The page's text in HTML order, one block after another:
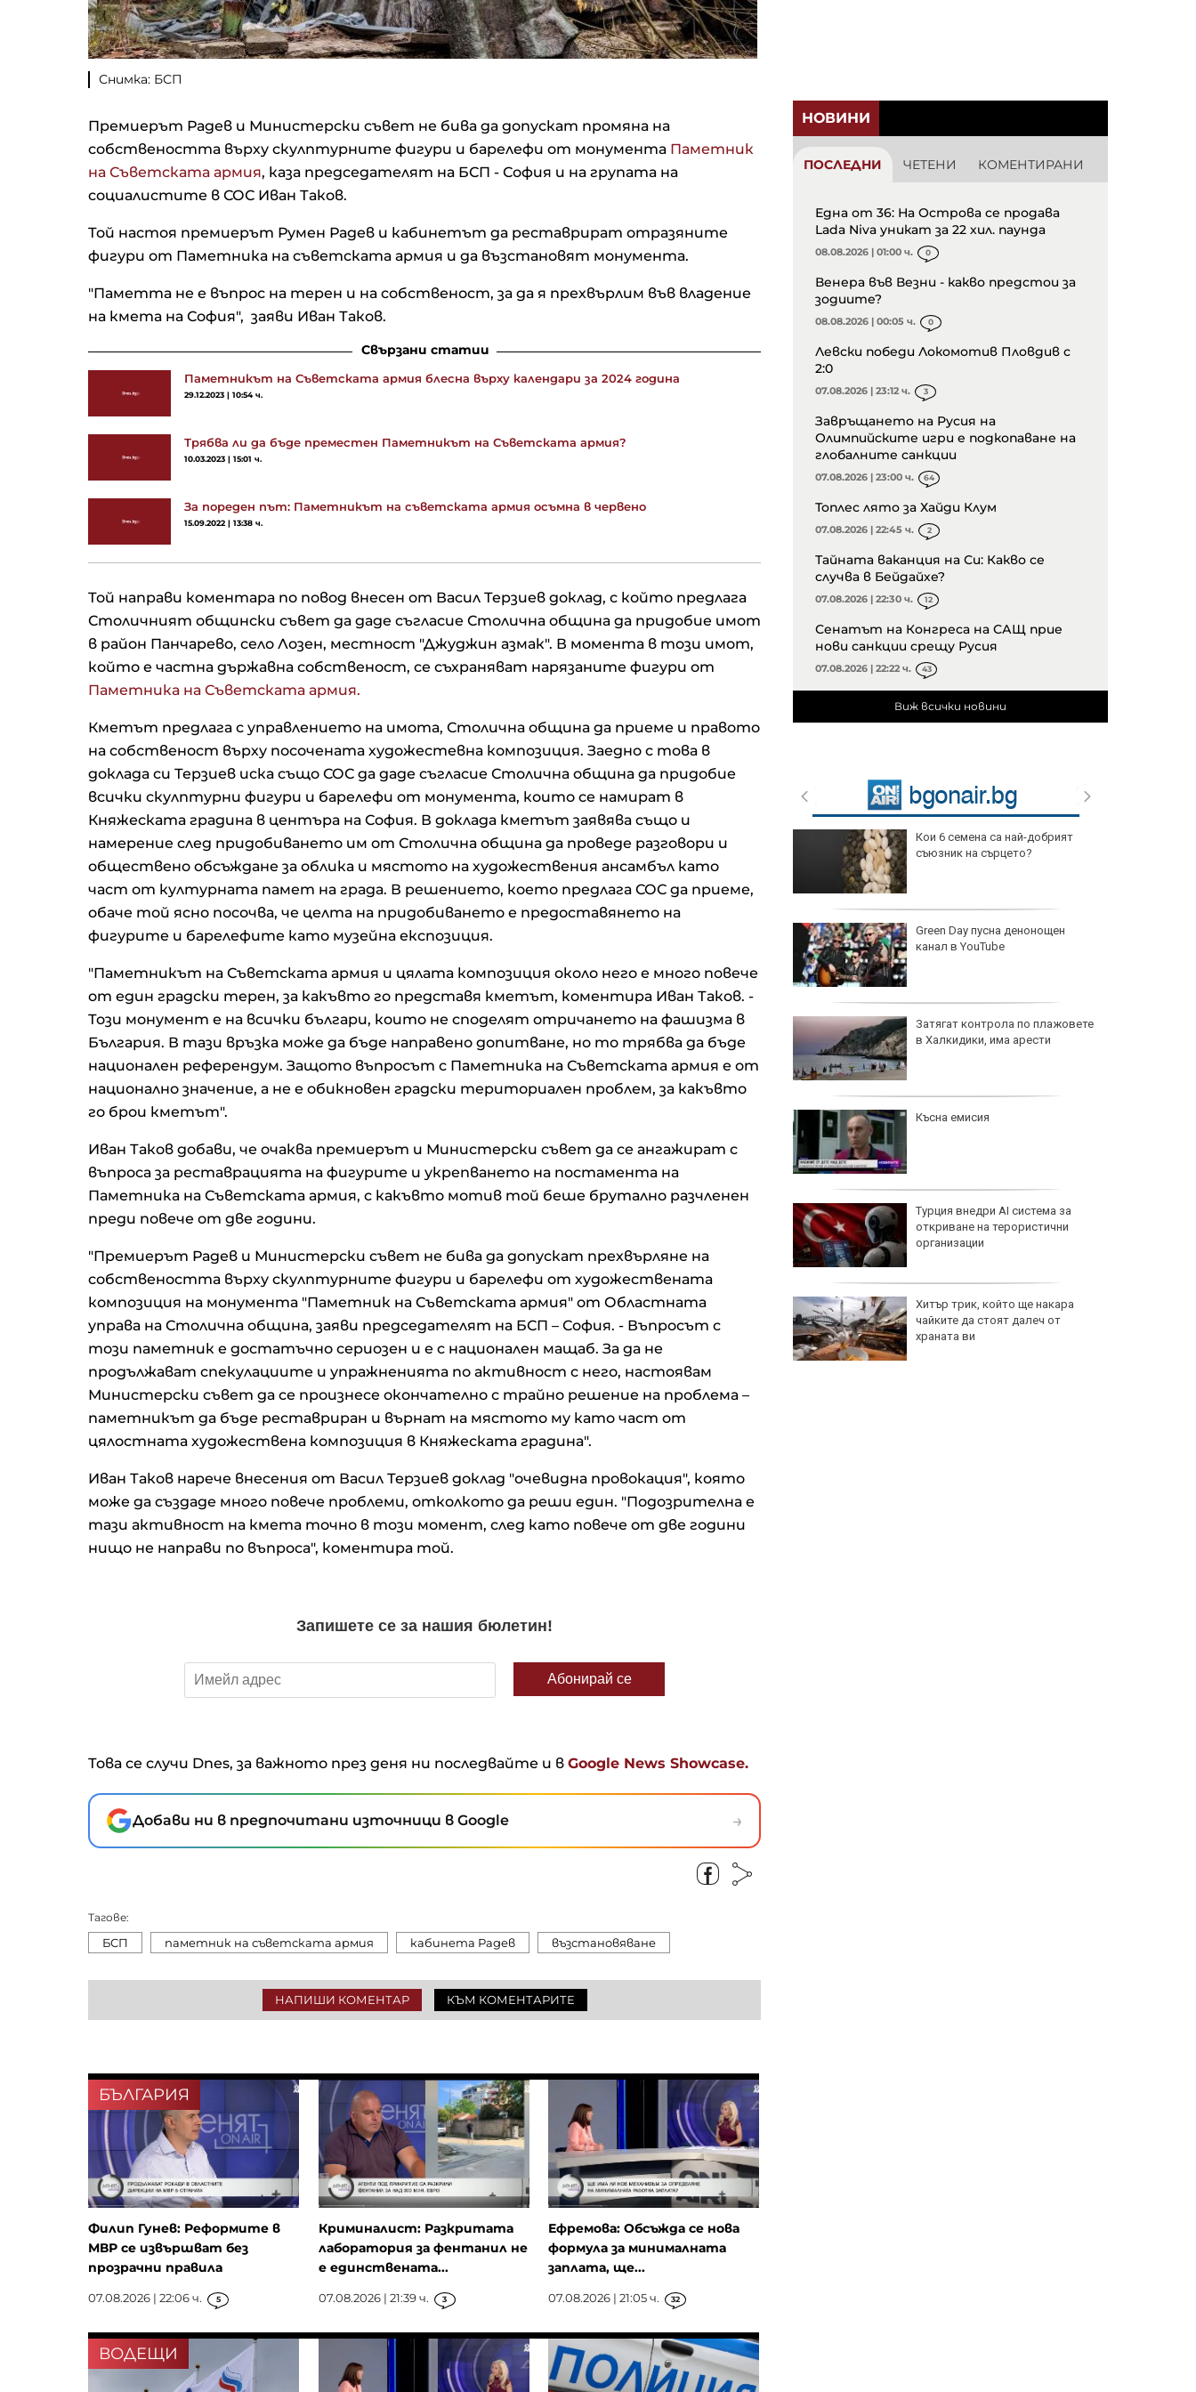
Снимка: БСП
Премиерът Радев и Министерски съвет не бива да допускат промяна на
собствеността върху скулптурните фигури и барелефи от монумента Паметник
на Съветската армия, каза председателят на БСП - София и на групата на
социалистите в СОС Иван Таков.
Той настоя премиерът Румен Радев и кабинетът да реставрират отразяните
фигури от Паметника на съветската армия и да възстановят монумента.
"Паметта не е въпрос на терен и на собственост, за да я прехвърлим във владение
на кмета на София", заяви Иван Таков.
Свързани статии
Паметникът на Съветската армия блесна върху календари за 2024 година
29.12.2023 | 10:54 ч.
Трябва ли да бъде преместен Паметникът на Съветската армия?
10.03.2023 | 15:01 ч.
За пореден път: Паметникът на съветската армия осъмна в червено
15.09.2022 | 13:38 ч.
Той направи коментара по повод внесен от Васил Терзиев доклад, с който предлага
Столичният общински съвет да даде съгласие Столична община да придобие имот
в район Панчарево, село Лозен, местност "Джуджин азмак". В момента в този имот,
който е частна държавна собственост, се съхраняват нарязаните фигури от
Паметника на Съветската армия.
Кметът предлага с управлението на имота, Столична община да приеме и правото
на собственост върху посочената художестевна композиция. Заедно с това в
доклада си Терзиев иска също СОС да даде съгласие Столична община да придобие
всички скулптурни фигури и барелефи от монумента, които се намират в
Княжеската градина в центъра на София. В доклада кметът заявява също и
намерение след придобиването им от Столична община да проведе разговори и
обществено обсъждане за облика и мястото на художествения ансамбъл като
част от културната памет на града. В решението, което предлага СОС да приеме,
обаче той ясно посочва, че целта на придобиването е предоставянето на
фигурите и барелефите като музейна експозиция.
"Паметникът на Съветската армия и цялата композиция около него е много повече
от един градски терен, за какъвто го представя кметът, коментира Иван Таков. -
Този монумент е на всички българи, които не споделят отричането на фашизма в
България. В тази връзка може да бъде направено допитване, но то трябва да бъде
национален референдум. Защото въпросът с Паметника на Съветската армия е от
национално значение, а не е обикновен градски териториален проблем, за какъвто
го брои кметът".
Иван Таков добави, че очаква премиерът и Министерски съвет да се ангажират с
въпроса за реставрацията на фигурите и укрепването на постамента на
Паметника на Съветската армия, с какъвто мотив той беше брутално разчленен
преди повече от две години.
"Премиерът Радев и Министерски съвет не бива да допускат прехвърляне на
собствеността върху скулптурните фигури и барелефи от художествената
композиция на монумента "Паметник на Съветската армия" от Областната
управа на Столична община, заяви председателят на БСП – София. - Въпросът с
този паметник е достатъчно сериозен и е с национален мащаб. За да не
продължават спекулациите и упражненията по активност с него, настоявам
Министерски съвет да се произнесе окончателно с трайно решение на проблема –
паметникът да бъде реставриран и върнат на мястото му като част от
цялостната художествена композиция в Княжеската градина".
Иван Таков нарече внесения от Васил Терзиев доклад "очевидна провокация", която
може да създаде много повече проблеми, отколкото да реши един. "Подозрителна е
тази активност на кмета точно в този момент, след като повече от две години
нищо не направи по въпроса", коментира той.
Това се случи Dnes, за важното през деня ни последвайте и в Google News Showcase.
Добави ни в предпочитани източници в Google →
Тагове:
БСП паметник на съветската армия кабинета Радев възстановяване
НАПИШИ КОМЕНТАР КЪМ КОМЕНТАРИТЕ
НОВИНИ
ПОСЛЕДНИ ЧЕТЕНИ КОМЕНТИРАНИ
Една от 36: На Острова се продава
Lada Niva уникат за 22 хил. паунда
08.08.2026 | 01:00 ч. 0
Венера във Везни - какво предстои за
зодиите?
08.08.2026 | 00:05 ч. 0
Левски победи Локомотив Пловдив с
2:0
07.08.2026 | 23:12 ч. 3
Завръщането на Русия на
Олимпийските игри е подкопаване на
глобалните санкции
07.08.2026 | 23:00 ч. 64
Топлес лято за Хайди Клум
07.08.2026 | 22:45 ч. 2
Тайната ваканция на Си: Какво се
случва в Бейдайхе?
07.08.2026 | 22:30 ч. 12
Сенатът на Конгреса на САЩ прие
нови санкции срещу Русия
07.08.2026 | 22:22 ч. 43
Виж всички новини
S&P 500 записа нов рекорд в
очакване на отварянето на
Ормузкия проток
Кредитите у нас нараснаха с
повече от 16% за година до
юни
зала в Белия дом
Анализатор: За Тръмп ще е по-
лесно да прехвърли войната
срещу Иран на следващия
президент
Кои 6 семена са най-добрият
съюзник на сърцето?
Green Day пусна денонощен
канал в YouTube
Затягат контрола по плажовете
в Халкидики, има арести
Късна емисия
Турция внедри AI система за
откриване на терористични
организации
Хитър трик, който ще накара
чайките да стоят далеч от
храната ви
БЪЛГАРИЯ
Филип Гунев: Реформите в
МВР се извършват без
прозрачни правила
07.08.2026 | 22:06 ч. 5
Криминалист: Разкритата
лаборатория за фентанил не
е единствената...
07.08.2026 | 21:39 ч. 3
Ефремова: Обсъжда се нова
формула за минималната
заплата, ще...
07.08.2026 | 21:05 ч. 32
ВОДЕЩИ